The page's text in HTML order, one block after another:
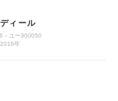
ィール
－ユー300050
年